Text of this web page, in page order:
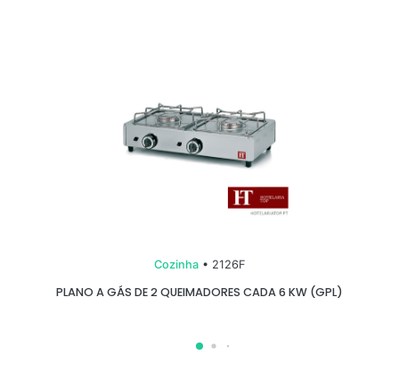
Cozinha• 2126F
PLANO A GÁS DE 2 QUEIMADORES CADA 6 KW (GPL)